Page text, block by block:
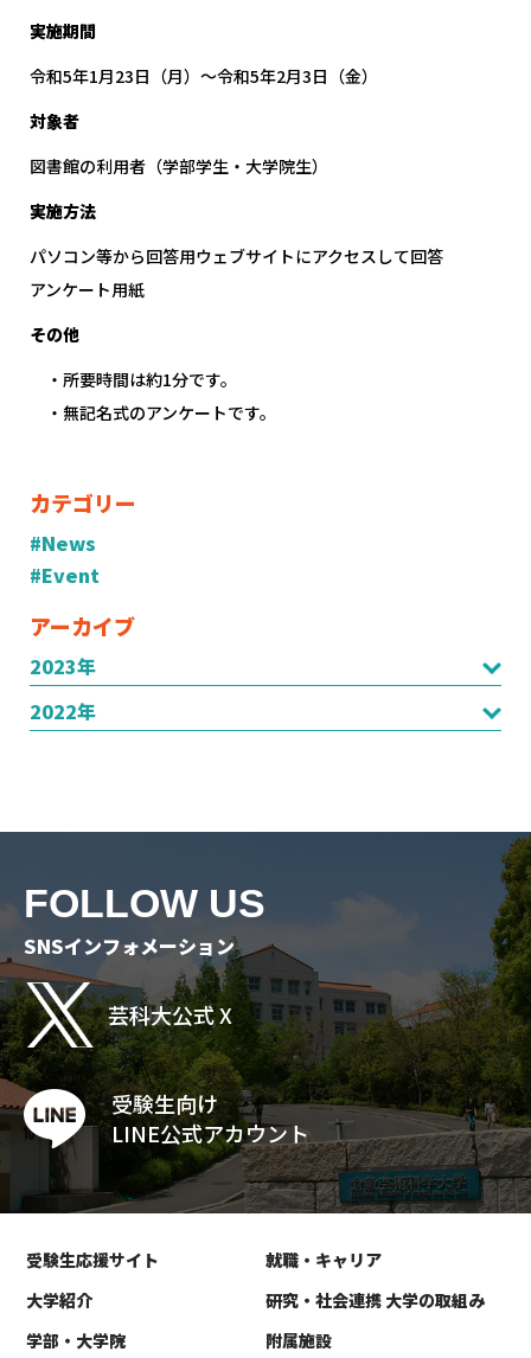
カテゴリー
#News
#Event
アーカイブ
2023年
2022年
実施期間
令和5年1月23日（月）～令和5年2月3日（金）
対象者
図書館の利用者（学部学生・大学院生）
実施方法
パソコン等から回答用ウェブサイトにアクセスして回答
アンケート用紙
その他
・所要時間は約1分です。
・無記名式のアンケートです。
FOLLOW US
SNSインフォメーション
芸科大公式 X
受験生向け
LINE公式アカウント
受験生応援サイト
大学紹介
学部・大学院
就職・キャリア
研究・社会連携 大学の取組み
附属施設